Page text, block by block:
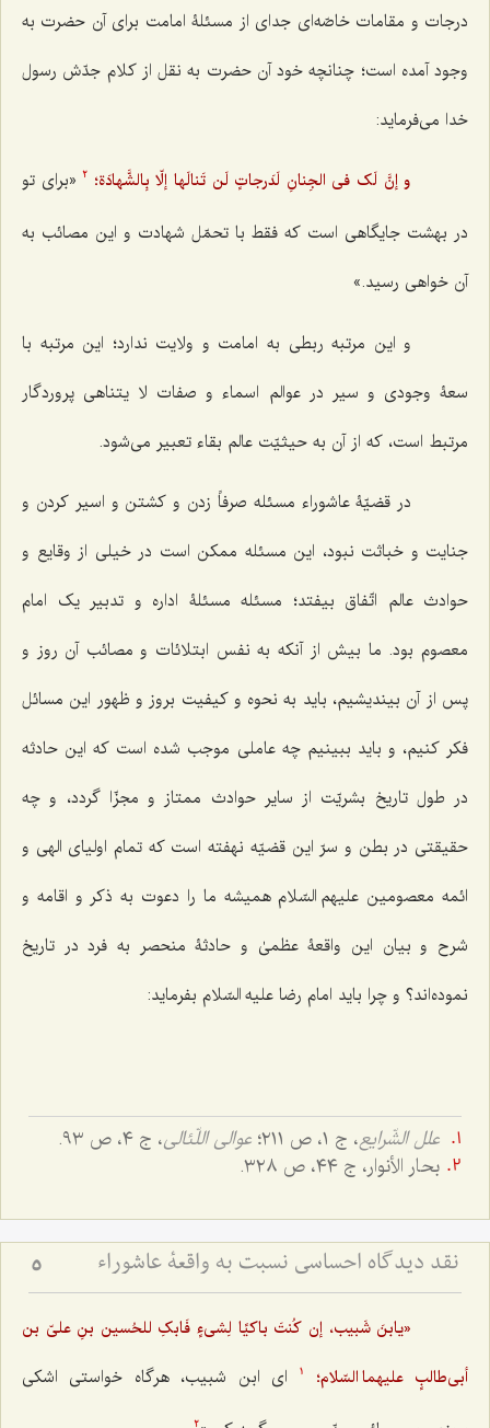
درجات و مقامات خاصّه‌ای جدای از مسئلۀ امامت برای آن حضرت به
وجود آمده است؛ چنانچه خود آن حضرت به نقل از کلام جدّش رسول
خدا می‌فرماید:
و إنَّ لَک فی الجِنانِ لَدَرجاتٍ لَن تَنالَها إلّا بِالشَّهادَة؛ 2«برای تو
در بهشت جایگاهی است که فقط با تحمّل شهادت و این مصائب به
آن خواهی رسید.»
و این مرتبه ربطی به امامت و ولایت ندارد؛ این مرتبه با
سعۀ وجودی و سیر در عوالم اسماء و صفات لا یتناهی پروردگار
مرتبط است، که از آن به حیثیّت عالم بقاء تعبیر می‌شود.
در قضیّۀ عاشوراء مسئله صرفاً زدن و کشتن و اسیر کردن و
جنایت و خباثت نبود، این مسئله ممکن است در خیلی از وقایع و
حوادث عالم اتّفاق بیفتد؛ مسئله مسئلۀ اداره و تدبیر یک امام
معصوم بود. ما بیش از آنکه به نفس ابتلائات و مصائب آن روز و
پس از آن بیندیشیم، باید به نحوه و کیفیت بروز و ظهور این مسائل
فکر کنیم، و باید ببینیم چه عاملی موجب شده است که این حادثه
در طول تاریخ بشریّت از سایر حوادث ممتاز و مجزّا گردد، و چه
حقیقتی در بطن و سرّ این قضیّه نهفته است که تمام اولیای الهی و
ائمه معصومین علیهم السّلام همیشه ما را دعوت به ذکر و اقامه و
شرح و بیان این واقعۀ عظمیٰ و حادثۀ منحصر به فرد در تاریخ
نموده‌اند؟ و چرا باید امام رضا علیه السّلام بفرماید:
علل الشّرایع، ج ١، ص ٢١١؛ عوالی اللّئالی، ج ٤، ص ٩٣.
بحار الأنوار، ج ٤٤، ص ٣٢٨.
نقد دیدگاه احساسی نسبت به واقعۀ عاشوراء 5
«یابنَ شَبیب، إن کُنتَ باکیًا لِشی‌ءٍ فَابکِ للحُسین بنِ علیّ بن
أبی‌طالبٍ علیهما السّلام؛
1
ای ابن شبیب، هرگاه خواستی اشکی
2